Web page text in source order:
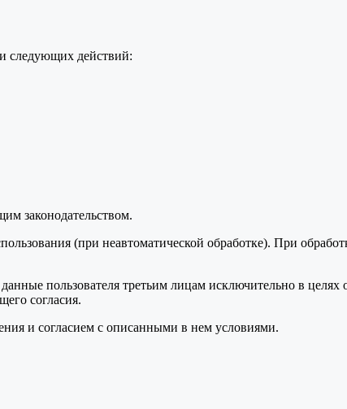
следующих действий:
законодательством.
(при неавтоматической обработке). При
пользователя третьим лицам исключительно в целях
согласия.
и согласием с описанными в нем условиями.